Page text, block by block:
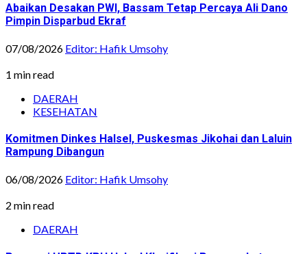
Abaikan Desakan PWI, Bassam Tetap Percaya Ali Dano
Pimpin Disparbud Ekraf
07/08/2026 Editor: Hafik Umsohy
1 min read
DAERAH
KESEHATAN
Komitmen Dinkes Halsel, Puskesmas Jikohai dan Laluin
Rampung Dibangun
06/08/2026 Editor: Hafik Umsohy
2 min read
DAERAH